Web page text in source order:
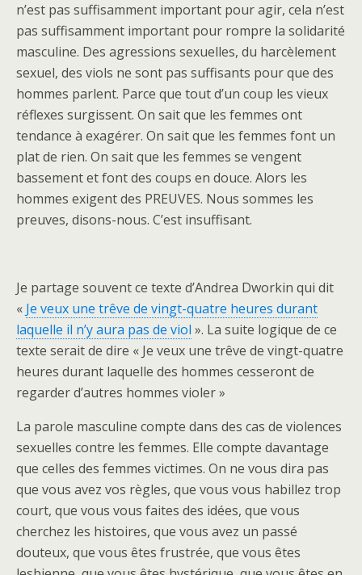
n’est pas suffisamment important pour agir, cela n’est
pas suffisamment important pour rompre la solidarité
masculine. Des agressions sexuelles, du harcèlement
sexuel, des viols ne sont pas suffisants pour que des
hommes parlent. Parce que tout d’un coup les vieux
réflexes surgissent. On sait que les femmes ont
tendance à exagérer. On sait que les femmes font un
plat de rien. On sait que les femmes se vengent
bassement et font des coups en douce. Alors les
hommes exigent des PREUVES. Nous sommes les
preuves, disons-nous. C’est insuffisant.
Je partage souvent ce texte d’Andrea Dworkin qui dit
« Je veux une trêve de vingt-quatre heures durant
laquelle il n’y aura pas de viol ». La suite logique de ce
texte serait de dire « Je veux une trêve de vingt-quatre
heures durant laquelle des hommes cesseront de
regarder d’autres hommes violer »
La parole masculine compte dans des cas de violences
sexuelles contre les femmes. Elle compte davantage
que celles des femmes victimes. On ne vous dira pas
que vous avez vos règles, que vous vous habillez trop
court, que vous vous faites des idées, que vous
cherchez les histoires, que vous avez un passé
douteux, que vous êtes frustrée, que vous êtes